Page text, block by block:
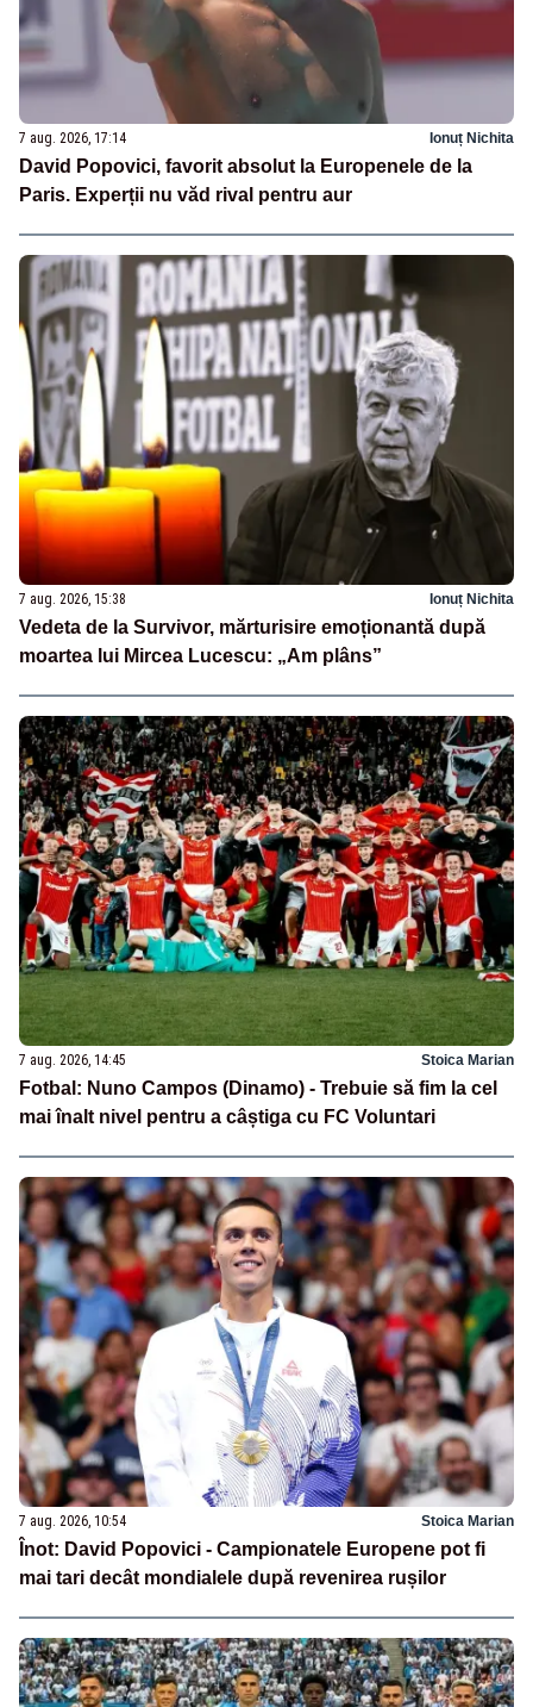
7 aug. 2026, 17:14 Ionuț Nichita
David Popovici, favorit absolut la Europenele de la
Paris. Experții nu văd rival pentru aur
7 aug. 2026, 15:38 Ionuț Nichita
Vedeta de la Survivor, mărturisire emoționantă după
moartea lui Mircea Lucescu: „Am plâns”
7 aug. 2026, 14:45 Stoica Marian
Fotbal: Nuno Campos (Dinamo) - Trebuie să fim la cel
mai înalt nivel pentru a câștiga cu FC Voluntari
7 aug. 2026, 10:54 Stoica Marian
Înot: David Popovici - Campionatele Europene pot fi
mai tari decât mondialele după revenirea rușilor